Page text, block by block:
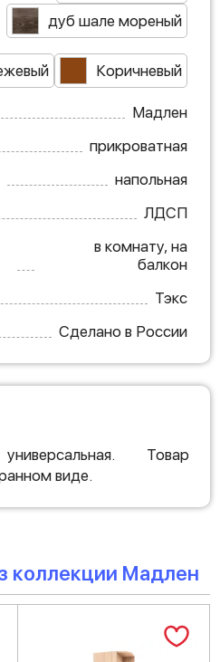
дуб шале мореный
Коричневый
Мадлен
прикроватная
напольная
ЛДСП
в комнату, на
балкон
Тэкс
Сделано в России
Товар
виде.
коллекции Мадлен